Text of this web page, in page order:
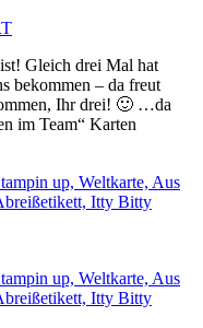
Gleich drei Mal hat
bekommen – da freut
Ihr drei! 🙂 …da
im Team“ Karten